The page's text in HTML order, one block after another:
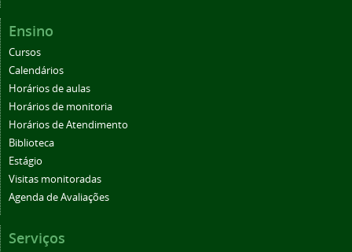
Ensino
Cursos
Calendários
Horários de aulas
Horários de monitoria
Horários de Atendimento
Biblioteca
Estágio
Visitas monitoradas
Agenda de Avaliações
Serviços